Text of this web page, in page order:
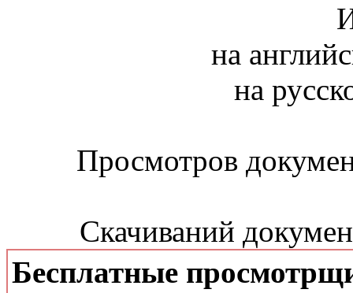
на
на
Просмотров
Скачиваний
Бесплатные